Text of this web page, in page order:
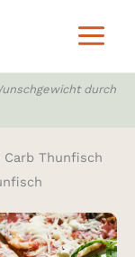
durch
Carb Thunfisch